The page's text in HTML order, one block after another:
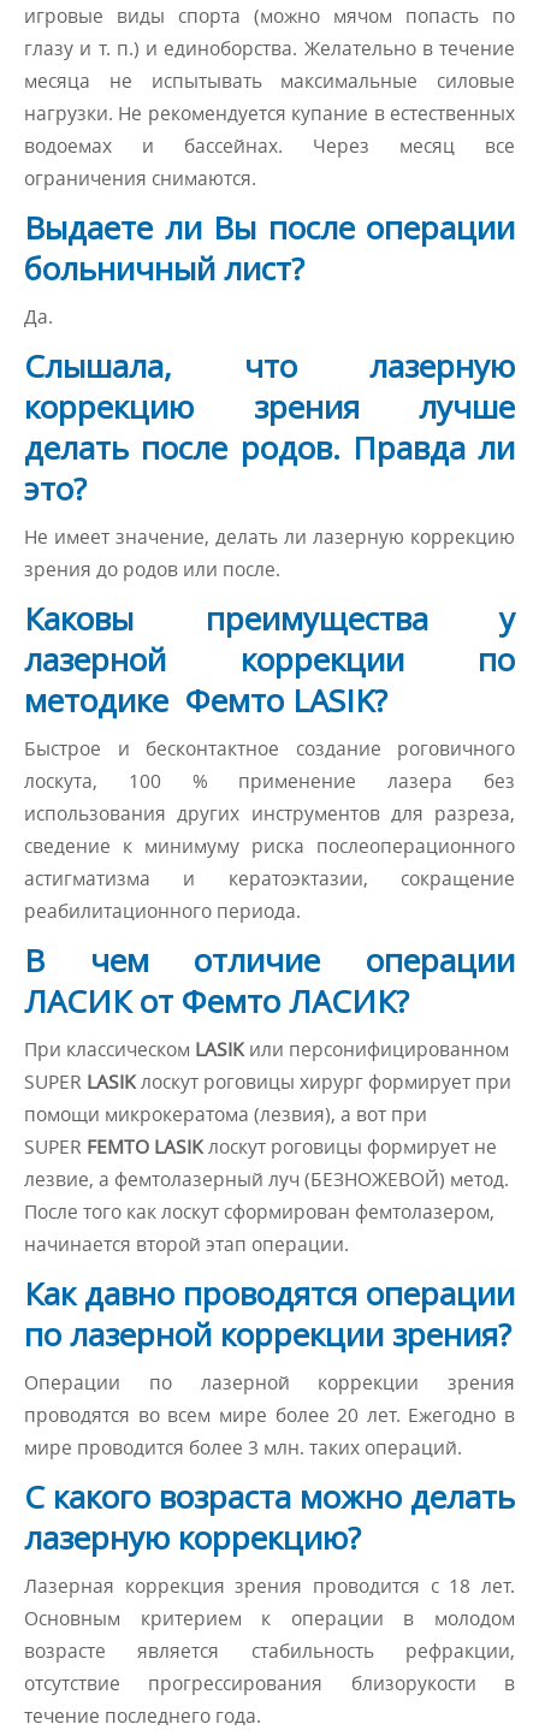
игровые виды спорта (можно мячом попасть по
глазу и т. п.) и единоборства. Желательно в течение
месяца не испытывать максимальные силовые
нагрузки. Не рекомендуется купание в естественных
водоемах и бассейнах. Через месяц все
ограничения снимаются.
Выдаете ли Вы после операции
больничный лист?
Да.
Слышала, что лазерную
коррекцию зрения лучше
делать после родов. Правда ли
это?
Не имеет значение, делать ли лазерную коррекцию
зрения до родов или после.
Каковы преимущества у
лазерной коррекции по
методике Фемто LASIK?
Быстрое и бесконтактное создание роговичного
лоскута, 100 % применение лазера без
использования других инструментов для разреза,
сведение к минимуму риска послеоперационного
астигматизма и кератоэктазии, сокращение
реабилитационного периода.
В чем отличие операции
ЛАСИК от Фемто ЛАСИК?
При классическом LASIKили персонифицированном
SUPER LASIKлоскут роговицы хирург формирует при
помощи микрокератома (лезвия), а вот при
SUPER FEMTO LASIKлоскут роговицы формирует не
лезвие, а фемтолазерный луч (БЕЗНОЖЕВОЙ) метод.
После того как лоскут сформирован фемтолазером,
начинается второй этап операции.
Как давно проводятся операции
по лазерной коррекции зрения?
Операции по лазерной коррекции зрения
проводятся во всем мире более 20 лет. Ежегодно в
мире проводится более 3 млн. таких операций.
С какого возраста можно делать
лазерную коррекцию?
Лазерная коррекция зрения проводится с 18 лет.
Основным критерием к операции в молодом
возрасте является стабильность рефракции,
отсутствие прогрессирования близорукости в
течение последнего года.